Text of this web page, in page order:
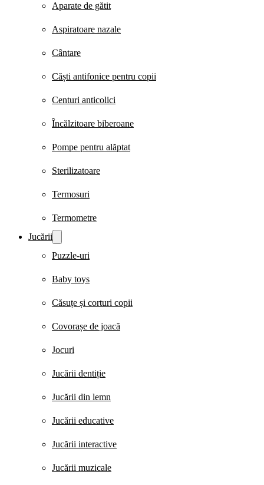
Aparate de gătit
Aspiratoare nazale
Cântare
Căști antifonice pentru copii
Centuri anticolici
Încălzitoare biberoane
Pompe pentru alăptat
Sterilizatoare
Termosuri
Termometre
Jucării
Puzzle-uri
Baby toys
Căsuțe și corturi copii
Covorașe de joacă
Jocuri
Jucării dentiție
Jucării din lemn
Jucării educative
Jucării interactive
Jucării muzicale